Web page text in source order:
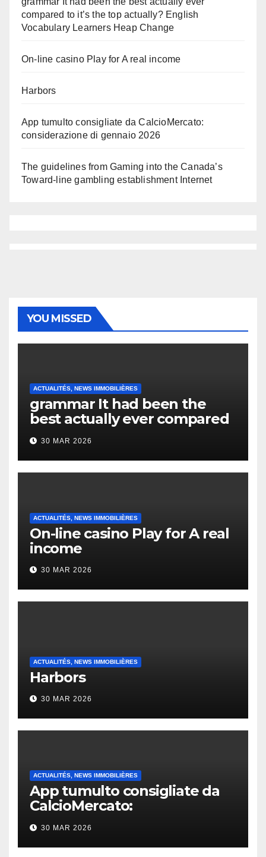
compared to it’s the top actually? English
Vocabulary Learners Heap Change
On-line casino Play for A real income
Harbors
App tumulto consigliate da CalcioMercato:
considerazione di gennaio 2026
The guidelines from Gaming into the Canada’s
Toward-line gambling establishment Internet
YOU MISSED
ACTUALITÉS, NEWS IMMOBILIÈRES
grammar It had been the
best actually ever compared
to it’s the top actually?
English Vocabulary Learners
Heap Change
30 MAR 2026
ACTUALITÉS, NEWS IMMOBILIÈRES
On-line casino Play for A real
income
30 MAR 2026
ACTUALITÉS, NEWS IMMOBILIÈRES
Harbors
30 MAR 2026
ACTUALITÉS, NEWS IMMOBILIÈRES
App tumulto consigliate da
CalcioMercato:
considerazione di gennaio
2026
30 MAR 2026